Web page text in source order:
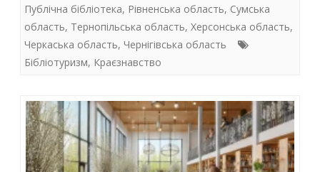
b
o
o
er s
A
p
e
dI
n
Публічна бібліотека, Рівненська область, Сумська
область, Тернопільська область, Херсонська область,
Черкаська область, Чернігівська область
Бібліотуризм, Краєзнавство